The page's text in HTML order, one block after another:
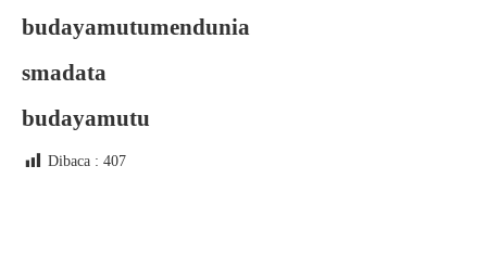
budayamutumendunia
smadata
budayamutu
Dibaca : 407